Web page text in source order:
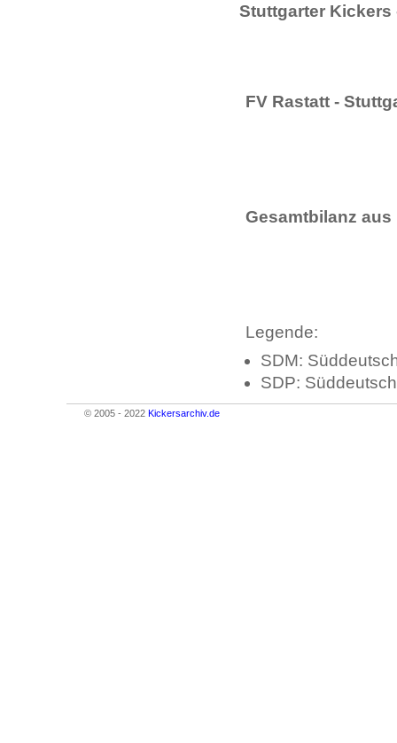
Stuttgarter Kickers
FV Rastatt -
Gesamtbilanz
Legende:
SDM:
SDP:
© 2005 - 2022 Kickersarchiv.de